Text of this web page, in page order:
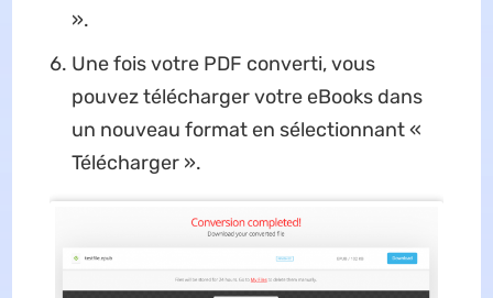
».
Une fois votre PDF converti, vous
pouvez télécharger votre eBooks dans
un nouveau format en sélectionnant «
Télécharger ».